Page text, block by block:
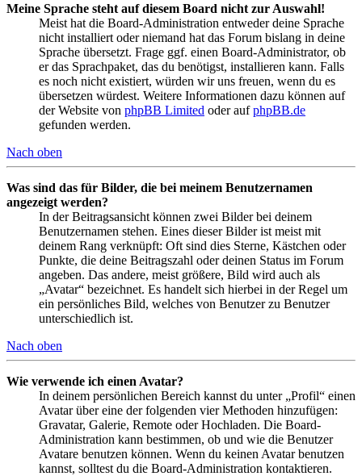
Meine Sprache steht auf diesem Board nicht zur Auswahl!
Meist hat die Board-Administration entweder deine Sprache
nicht installiert oder niemand hat das Forum bislang in deine
Sprache übersetzt. Frage ggf. einen Board-Administrator, ob
er das Sprachpaket, das du benötigst, installieren kann. Falls
es noch nicht existiert, würden wir uns freuen, wenn du es
übersetzen würdest. Weitere Informationen dazu können auf
der Website von phpBB Limited oder aufphpBB.de
gefunden werden.
Nach oben
Was sind das für Bilder, die bei meinem Benutzernamen
angezeigt werden?
In der Beitragsansicht können zwei Bilder bei deinem
Benutzernamen stehen. Eines dieser Bilder ist meist mit
deinem Rang verknüpft: Oft sind dies Sterne, Kästchen oder
Punkte, die deine Beitragszahl oder deinen Status im Forum
angeben. Das andere, meist größere, Bild wird auch als
„Avatar“ bezeichnet. Es handelt sich hierbei in der Regel um
ein persönliches Bild, welches von Benutzer zu Benutzer
unterschiedlich ist.
Nach oben
Wie verwende ich einen Avatar?
In deinem persönlichen Bereich kannst du unter „Profil“ einen
Avatar über eine der folgenden vier Methoden hinzufügen:
Gravatar, Galerie, Remote oder Hochladen. Die Board-
Administration kann bestimmen, ob und wie die Benutzer
Avatare benutzen können. Wenn du keinen Avatar benutzen
kannst, solltest du die Board-Administration kontaktieren.